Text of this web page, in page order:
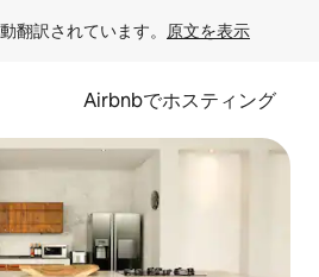
翻訳されています。 原文を表示
Airbnbでホスティング